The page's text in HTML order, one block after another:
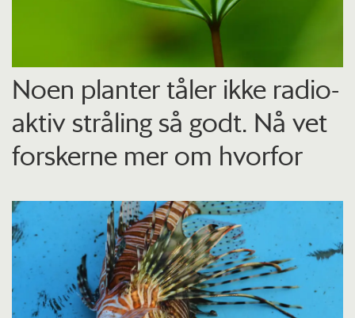
Noen planter tåler ikke radio­
aktiv stråling så godt. Nå vet
forskerne mer om hvorfor